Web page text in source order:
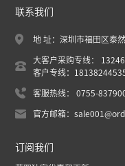
联系我们
地 址：深圳市福田区泰
大客户采购专线：
客户专线：
客服热线： 0755-
官方邮箱：
订阅我们